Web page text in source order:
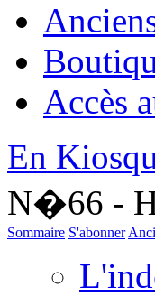
Accès
En
N�66 -
Sommaire S'abonner